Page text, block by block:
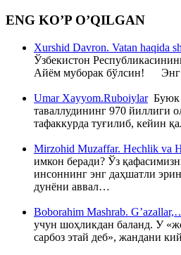
ENG KO’P O’QILGAN
Xurshid Davron. Vatan haqida
Ўзбекистон
Айём муборак бўлсин! Энг
Umar Xayyom.RuboiylarБуюк
таваллудининг 970 йиллиги
тафаккурда туғилиб, кейин
Mirzohid Muzaffar. Hechlik va
имкон беради? Ўз
инсоннинг энг даҳшатли
дунёни аввал…
Boborahim Mashrab.
учун шоҳликдан баланд. У
сарбоз этай деб», жандани